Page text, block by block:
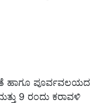
ಹಾಗೂ ಪೂರ್ವವಲಯದ
9 ರಂದು ಕರಾವಳಿ